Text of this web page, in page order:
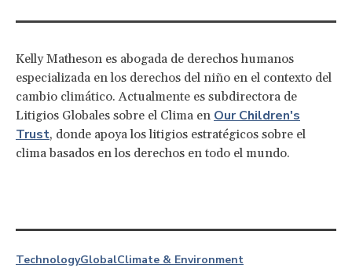
Kelly Matheson es abogada de derechos humanos
especializada en los derechos del niño en el contexto del
cambio climático. Actualmente es subdirectora de
Litigios Globales sobre el Clima en Our Children's
Trust, donde apoya los litigios estratégicos sobre el
clima basados en los derechos en todo el mundo.
TechnologyGlobalClimate & Environment